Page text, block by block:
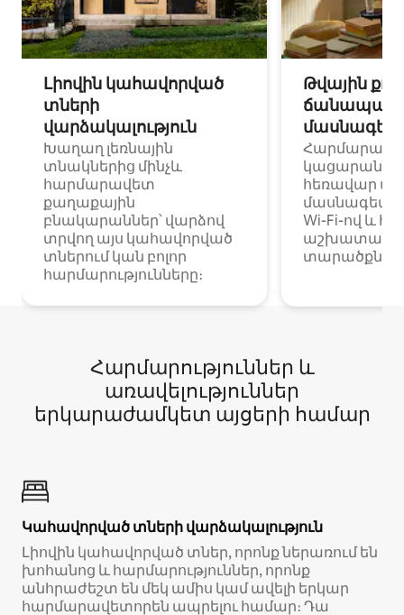
Լիովին կահավորված
տների
վարձակալություն
Խաղաղ լեռնային
տնակներից մինչև
հարմարավետ
քաղաքային
բնակարաններ՝ վարձով
տրվող այս կահավորված
տներում կան բոլոր
հարմարությունները։
Թվային
հեռավար
Wi-Fi-ով և
Հարմարություններ և
առավելություններ
երկարաժամկետ այցերի համար
Կահավորված տների վարձակալություն
Լիովին կահավորված տներ, որոնք ներառում են
խոհանոց և հարմարություններ, որոնք
անհրաժեշտ են մեկ ամիս կամ ավելի երկար
հարմարավետորեն ապրելու համար։ Դա